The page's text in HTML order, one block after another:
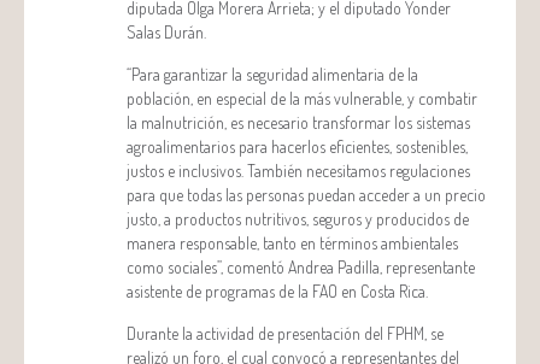
diputada Olga Morera Arrieta; y el diputado Yonder
Salas Durán.
“Para garantizar la seguridad alimentaria de la
población, en especial de la más vulnerable, y combatir
la malnutrición, es necesario transformar los sistemas
agroalimentarios para hacerlos eficientes, sostenibles,
justos e inclusivos. También necesitamos regulaciones
para que todas las personas puedan acceder a un precio
justo, a productos nutritivos, seguros y producidos de
manera responsable, tanto en términos ambientales
como sociales”, comentó Andrea Padilla, representante
asistente de programas de la FAO en Costa Rica.
Durante la actividad de presentación del FPHM, se
realizó un foro, el cual convocó a representantes del